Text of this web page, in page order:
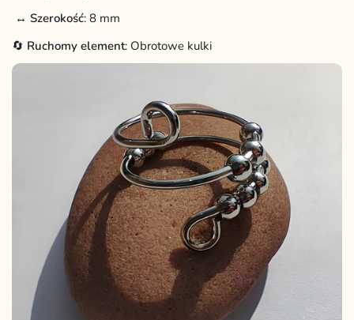
↔️ Szerokość: 8 mm
🔄 Ruchomy element: Obrotowe kulki